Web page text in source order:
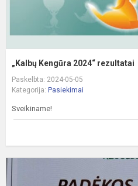
„Kalbų Kengūra 2024“ rezultatai
Paskelbta: 2024-05-05
Kategorija: Pasiekimai
Sveikiname!